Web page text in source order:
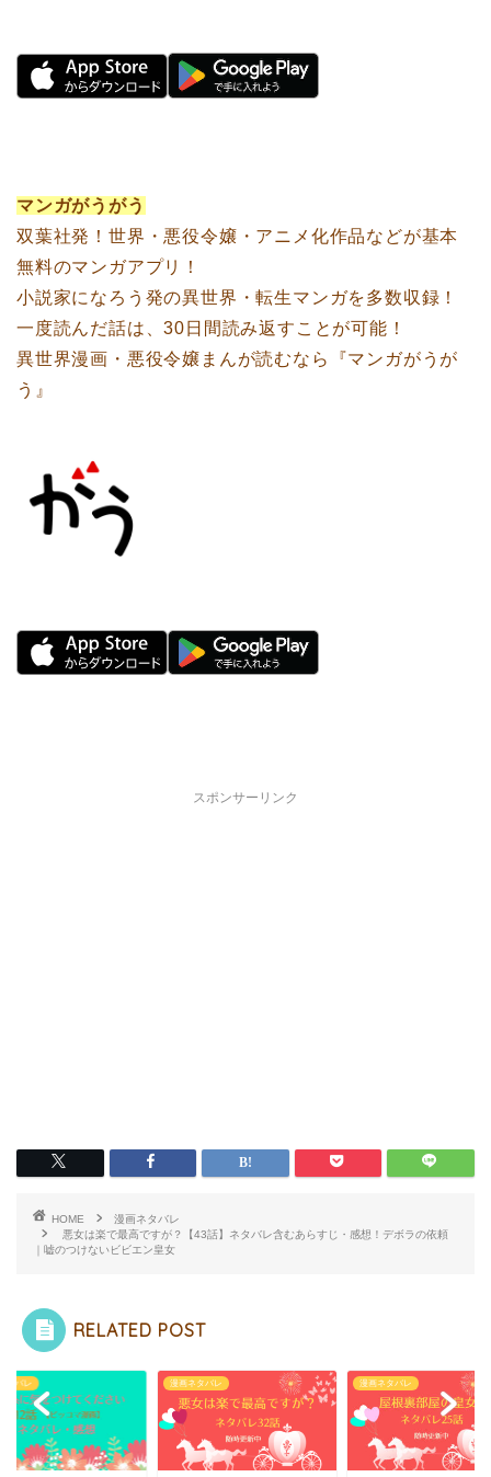
マンガがうがう
双葉社発！世界・悪役令嬢・アニメ化作品などが基本
無料のマンガアプリ！
小説家になろう発の異世界・転生マンガを多数収録！
一度読んだ話は、30日間読み返すことが可能！
異世界漫画・悪役令嬢まんが読むなら『マンガがうが
う』
スポンサーリンク
HOME
漫画ネタバレ
悪女は楽で最高ですが？【43話】ネタバレ含むあらすじ・感想！デボラの依頼
｜嘘のつけないビビエン皇女
RELATED POST
タバレ 漫画ネタバレ 漫画ネタバレ